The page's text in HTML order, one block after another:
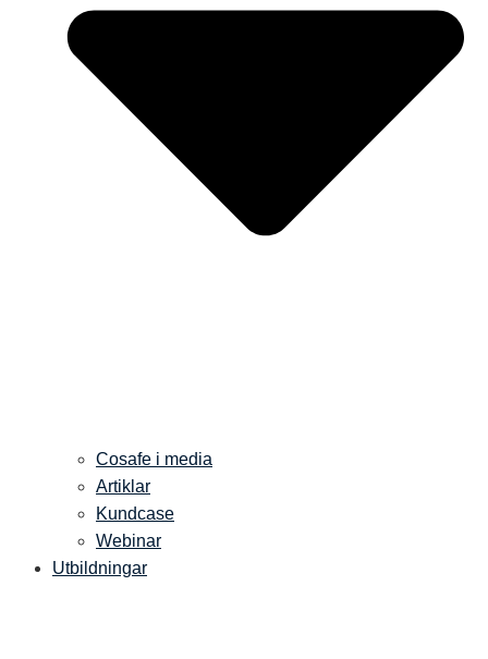
Cosafe i media
Artiklar
Kundcase
Webinar
Utbildningar